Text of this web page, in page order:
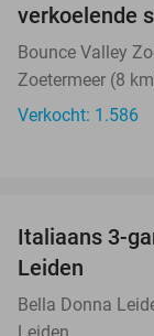
verkoelende
Bounce Valley
Zoetermeer (8
Verkocht: 1.586
Italiaans 3-
Leiden
Bella Donna
Leiden